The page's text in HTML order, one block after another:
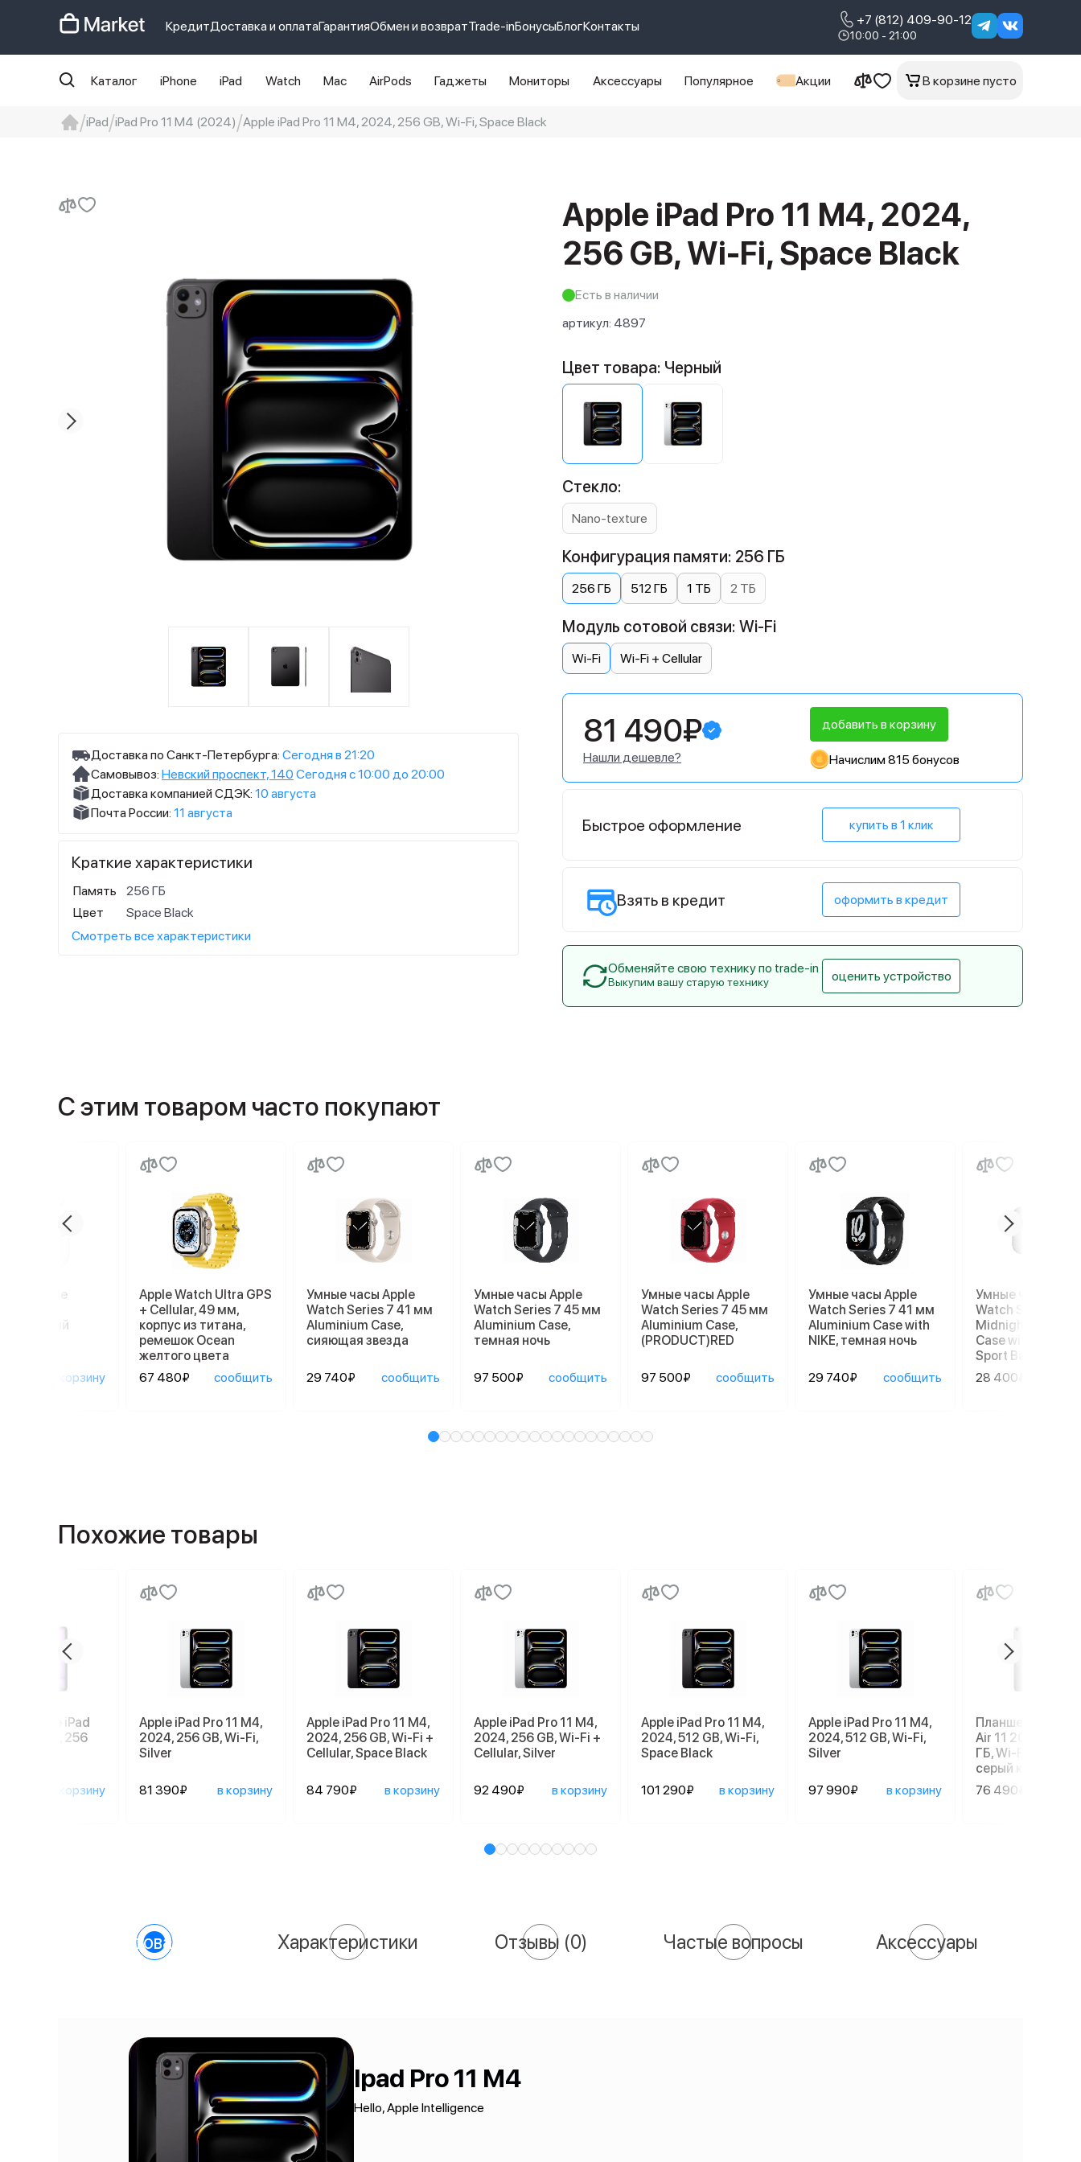
КредитДоставка и оплатаГарантияОбмен и возвратTrade-inБонусыБлогКонтакты +7 (812) 409-90-12
10:00 - 21:00
Каталог iPhone iPad Watch Mac AirPods Гаджеты Мониторы Аксессуары Популярное Акции В корзине пусто
iPad iPad Pro 11 M4 (2024) Apple iPad Pro 11 M4, 2024, 256 GB, Wi-Fi, Space Black
Apple iPad Pro 11 M4, 2024,
256 GB, Wi-Fi, Space Black
Есть в наличии
артикул: 4897
Доставка по Санкт-Петербурга: Сегодня в 21:20
Самовывоз: Невский проспект, 140 Сегодня с 10:00 до 20:00
Доставка компанией СДЭК: 10 августа
Почта России: 11 августа
Краткие характеристики
Память
256 ГБ
Цвет
Space Black
Смотреть все характеристики
Цвет товара: Черный
Стекло:
Nano-texture
Конфигурация памяти: 256 ГБ
256 ГБ 512 ГБ 1 ТБ 2 ТБ
Модуль сотовой связи: Wi-Fi
Wi-Fi Wi-Fi + Cellular
81 490₽
Нашли дешевле?
добавить в корзину
Начислим 815 бонусов
Быстрое оформление купить в 1 клик
Взять в кредит оформить в кредит
Обменяйте свою технику по trade-in
Выкупим вашу старую технику оценить устройство
С этим товаром часто покупают
Apple
белый
в корзину
Apple Watch Ultra GPS
+ Cellular, 49 мм,
корпус из титана,
ремешок Ocean
желтого цвета
67 480₽
сообщить
Умные часы Apple
Watch Series 7 41 мм
Aluminium Case,
сияющая звезда
29 740₽ сообщить
Умные часы Apple
Watch Series 7 45 мм
Aluminium Case,
темная ночь
97 500₽ сообщить
Умные часы Apple
Watch Series 7 45 мм
Aluminium Case,
(PRODUCT)RED
97 500₽ сообщить
Умные часы Apple
Watch Series 7 41 мм
Aluminium Case with
NIKE, темная ночь
29 740₽ сообщить
Умные часы
Watch Series 8
Midnight
Case with
Sport Band
28 400₽
Похожие товары
Apple iPad
2026 M4, 256
в корзину
Apple iPad Pro 11 M4,
2024, 256 GB, Wi-Fi,
Silver
81 390₽ в корзину
Apple iPad Pro 11 M4,
2024, 256 GB, Wi-Fi +
Cellular, Space Black
84 790₽ в корзину
Apple iPad Pro 11 M4,
2024, 256 GB, Wi-Fi +
Cellular, Silver
92 490₽ в корзину
Apple iPad Pro 11 M4,
2024, 512 GB, Wi-Fi,
Space Black
101 290₽ в корзину
Apple iPad Pro 11 M4,
2024, 512 GB, Wi-Fi,
Silver
97 990₽ в корзину
Планшет Apple
Air 11 2026 M4,
ГБ, Wi-Fi, Space
серый космос
76 490₽
О товаре Характеристики Отзывы (0) Частые вопросы Аксессуары
Ipad Pro 11 M4
Hello, Apple Intelligence